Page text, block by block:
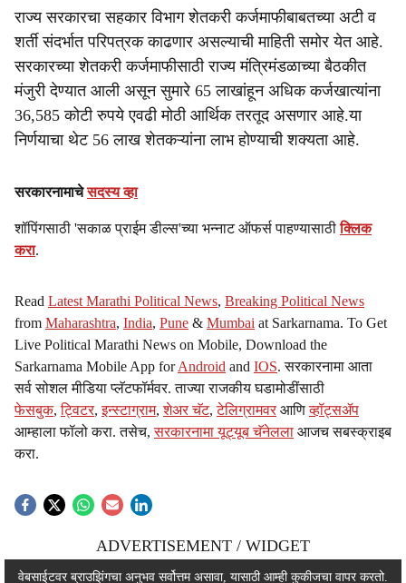
राज्य सरकारचा सहकार विभाग शेतकरी कर्जमाफीबाबतच्या अटी व
शर्ती संदर्भात परिपत्रक काढणार असल्याची माहिती समोर येत आहे.
सरकारच्या शेतकरी कर्जमाफीसाठी राज्य मंत्रिमंडळाच्या बैठकीत
मंजुरी देण्यात आली असून सुमारे 65 लाखांहून अधिक कर्जखात्यांना
36,585 कोटी रुपये एवढी मोठी आर्थिक तरतूद असणार आहे.या
निर्णयाचा थेट 56 लाख शेतकऱ्यांना लाभ होण्याची शक्यता आहे.
सरकारनामाचेसदस्य व्हा
शॉपिंगसाठी 'सकाळ प्राईम डील्स'च्या भन्नाट ऑफर्स पाहण्यासाठीक्लिक
करा.
Read Latest Marathi Political News, Breaking Political News
from Maharashtra, India, Pune & Mumbai at Sarkarnama. To Get
Live Political Marathi News on Mobile, Download the
Sarkarnama Mobile App forAndroid and IOS. सरकारनामा आता
सर्व सोशल मीडिया प्लॅटफॉर्मवर. ताज्या राजकीय घडामोडींसाठी
फेसबुक,ट्विटर,इन्स्टाग्राम,शेअर चॅट,टेलिग्रामवर आणिव्हॉट्सॲप
आम्हाला फॉलो करा. तसेच,सरकारनामा यूट्यूब चॅनेलला आजच सबस्क्राइब
करा.
ADVERTISEMENT / WIDGET
ADVERTISEMENT / WIDGET
वेबसाईटवर ब्राउझिंगचा अनुभव सर्वोत्तम असावा, यासाठी आम्ही कुकीजचा वापर करतो.